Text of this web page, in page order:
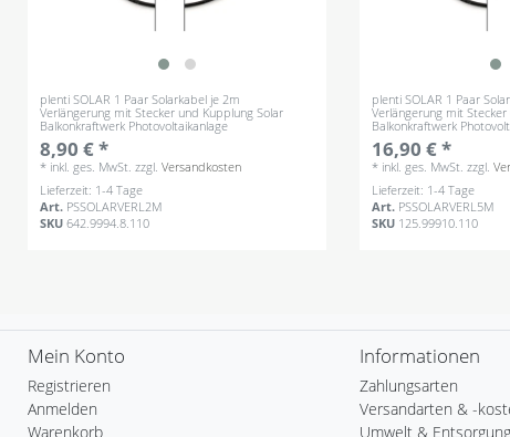
plenti SOLAR 1 Paar Solarkabel je 2m
Verlängerung mit Stecker und Kupplung Solar
Balkonkraftwerk Photovoltaikanlage
8,90 € *
* inkl. ges. MwSt. zzgl.Versandkosten
Lieferzeit: 1-4 Tage
Art. PSSOLARVERL2M
SKU642.9994.8.110
plenti SOLAR 1 Paar
Verlängerung mit
Balkonkraftwerk
16,90 € *
* inkl. ges. MwSt. zzgl.
Lieferzeit: 1-4 Tage
Art. PSSOLARVERL5M
SKU 125.99910.110
Mein Konto
Registrieren
Anmelden
Warenkorb
Informationen
Zahlungsarten
Versandarten & -
Umwelt & Entsorgung